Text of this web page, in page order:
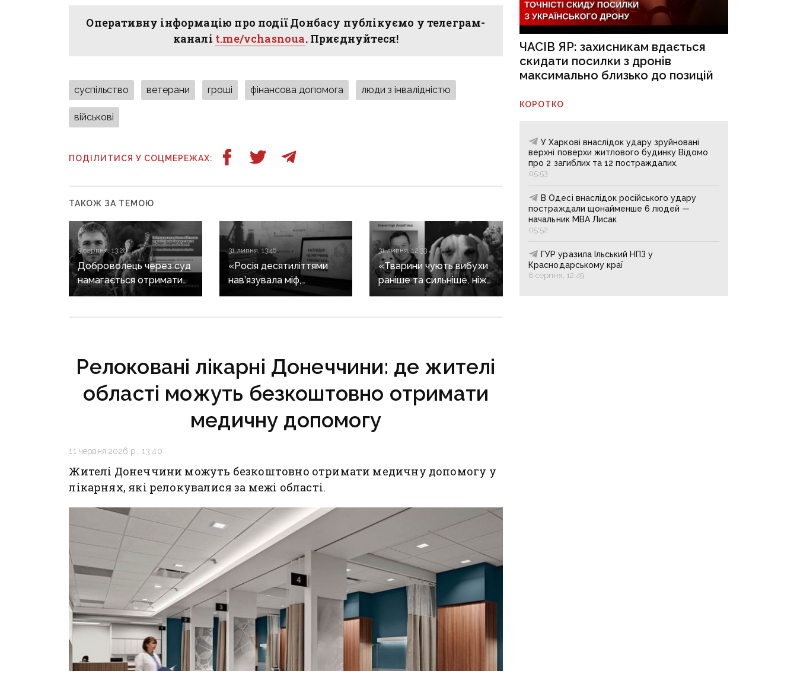
Оперативну інформацію про події Донбасу публікуємо у телеграм-
каналі t.me/vchasnoua. Приєднуйтеся!
суспільство ветерани гроші фінансова допомога люди з інвалідністю
військові
ПОДІЛИТИСЯ У СОЦМЕРЕЖАХ:
ТАКОЖ ЗА ТЕМОЮ
3 серпня, 13:28
Доброволець через суд
намагається отримати
допомогу від
31 липня, 13:46
«Росія десятиліттями
нав’язувала міф,
що Донеччина —
31 липня, 12:33
«Тварини чують вибухи
раніше та сильніше, ніж
людина»: зоопсихолог
Релоковані лікарні Донеччини: де жителі
області можуть безкоштовно отримати
медичну допомогу
11 червня 2026 р., 13:40
Жителі Донеччини можуть безкоштовно отримати медичну допомогу у
лікарнях, які релокувалися за межі області.
ЧАСІВ ЯР: захисникам вдається
скидати посилки з дронів
максимально близько до позицій
КОРОТКО
У Харкові внаслідок удару зруйновані
верхні поверхи житлового будинку Відомо
про 2 загиблих та 12 постраждалих.
05:53
В Одесі внаслідок російського удару
постраждали щонайменше 6 людей —
начальник МВА Лисак
05:52
ГУР уразила Ільський НПЗ у
Краснодарському краї
8 серпня, 12:49